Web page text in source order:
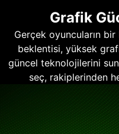
Grafik
Gerçek oyuncuların
beklentisi, yüksek
güncel teknolojilerini
seç, rakiplerinden